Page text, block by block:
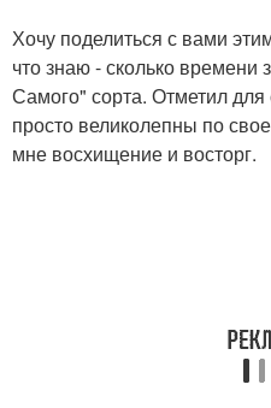
Хочу поделиться с вами
что знаю - сколько времени
Самого" сорта. Отметил
просто великолепны по
мне восхищение и восторг.